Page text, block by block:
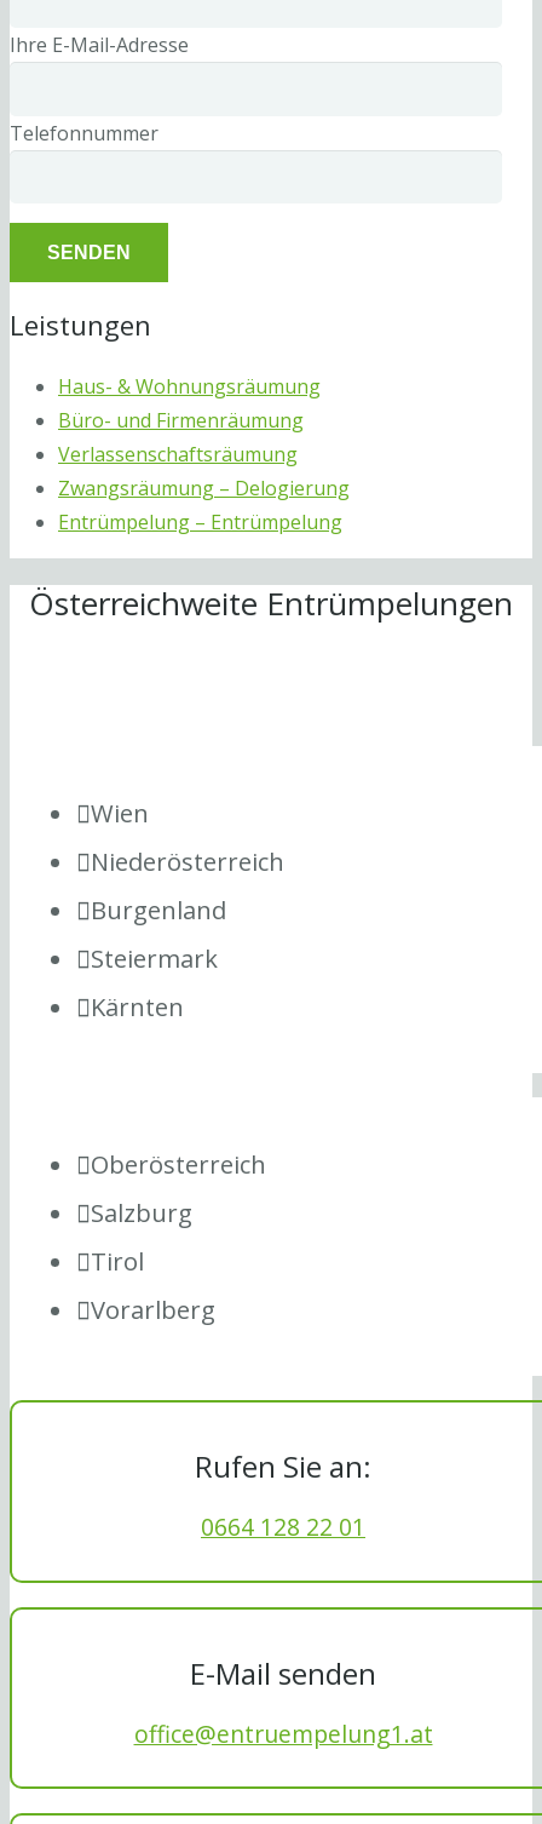
Ihre E-Mail-Adresse
Telefonnummer
Leistungen
Haus- & Wohnungsräumung
Büro- und Firmenräumung
Verlassenschaftsräumung
Zwangsräumung – Delogierung
Entrümpelung – Entrümpelung
Österreichweite Entrümpelungen
Wien
Niederösterreich
Burgenland
Steiermark
Kärnten
Oberösterreich
Salzburg
Tirol
Vorarlberg
Rufen Sie an:
0664 128 22 01
E-Mail senden
office@entruempelung1.at